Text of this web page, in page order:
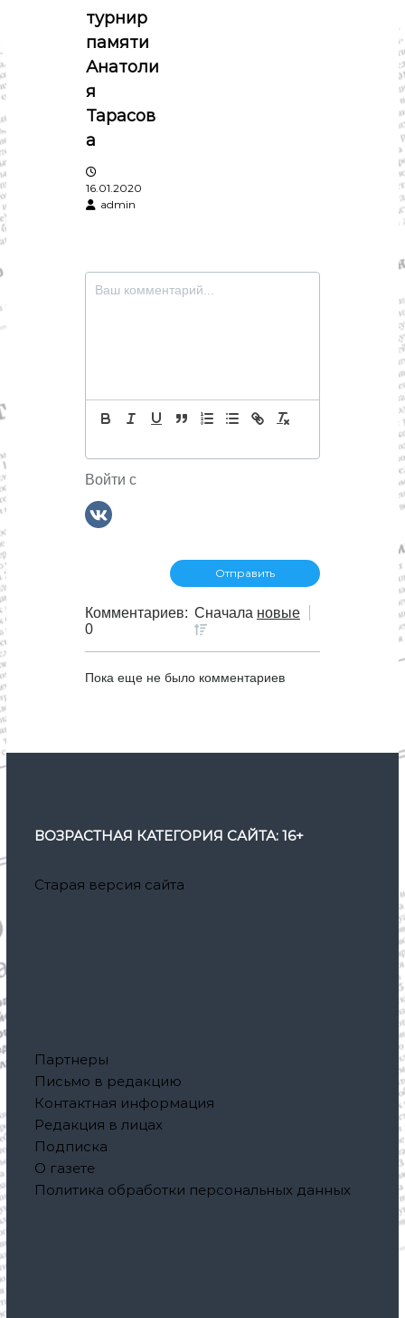
турнир
памяти
Анатоли
я
Тарасов
а
16.01.2020
admin
Войти с
Комментариев:
0
Сначала новые
Пока еще не было комментариев
ВОЗРАСТНАЯ КАТЕГОРИЯ САЙТА: 16+
Старая версия сайта
Партнеры
Письмо в редакцию
Контактная информация
Редакция в лицах
Подписка
О газете
Политика обработки персональных данных